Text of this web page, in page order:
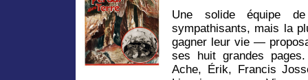
Une solide équipe
sympathisants, mais la
gagner leur vie —
ses huit grandes
Ache, Érik, Francis